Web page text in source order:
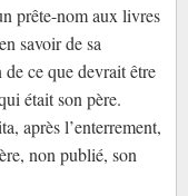
prête-nom aux livres
savoir de sa
ce que devrait être
était son père.
après l’enterrement,
non publié, son